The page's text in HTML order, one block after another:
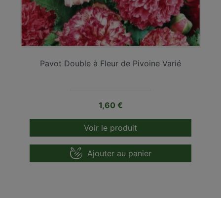
Pavot Double à Fleur de Pivoine Varié
Prix
1,60 €
Voir le produit
Ajouter au panier